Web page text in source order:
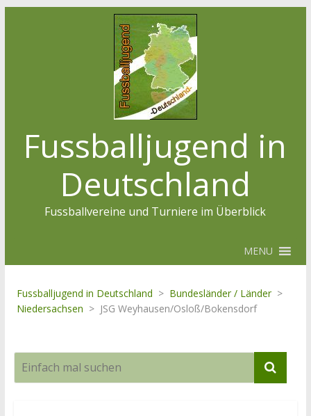
Fussballjugend in
Deutschland
Fussballvereine und Turniere im Überblick
MENU
Fussballjugend in Deutschland > Bundesländer / Länder >
Niedersachsen > JSG Weyhausen/Osloß/Bokensdorf